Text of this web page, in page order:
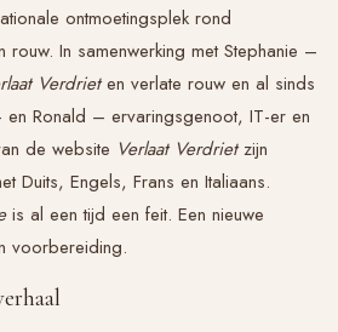
ontmoetingsplek rond
rouw. In samenwerking met Stephanie –
Verdrieten verlate rouw en al sinds
Ronald – ervaringsgenoot, IT-er en
de website Verlaat Verdrietzijn
Duits, Engels, Frans en Italiaans.
is al een tijd een feit. Een nieuwe
voorbereiding.